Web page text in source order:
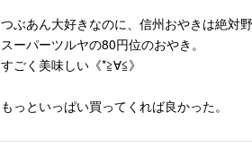
つぶあん大好きなのに、信州おやきは絶対
スーパーツルヤの80円位のおやき。
すごく美味しい《*≧∀≦》
もっといっぱい買ってくれば良かった。